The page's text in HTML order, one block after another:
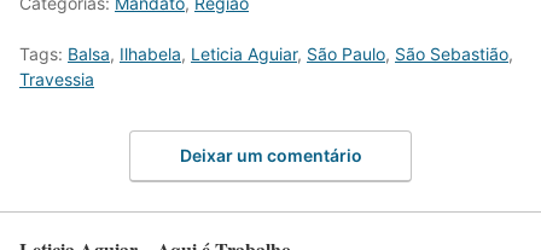
Tags: Balsa, Ilhabela, Leticia Aguiar, São Paulo, São Sebastião,
Travessia
Deixar um comentário